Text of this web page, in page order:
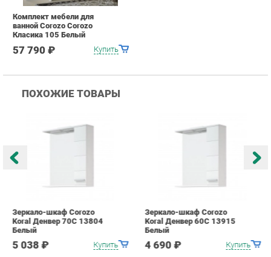
Коллекции
Шкафы в ванную
Комоды для ванной
О проекте
Контакты
Дизайн